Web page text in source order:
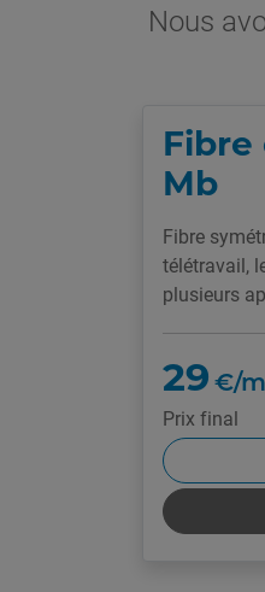
Nous
Fibre
Mb
Fibre
télétravail,
plusieurs
29 €/
Prix final